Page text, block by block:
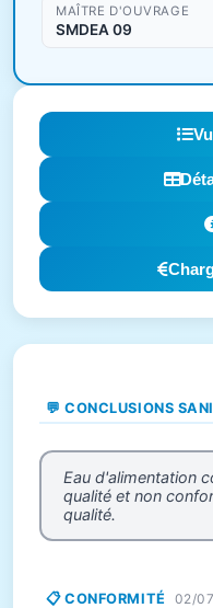
MAÎTRE D'OUVRAGE
SMDEA 09
💬 CONCLUSIONS
Eau d'alimentation
qualité et non
qualité.
📋 CONFORMITÉ 02/